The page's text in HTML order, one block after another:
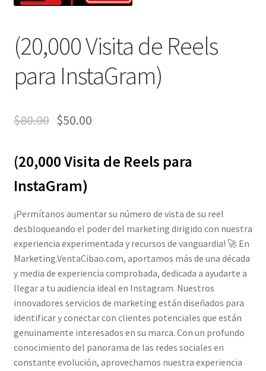
(20,000 Visita de Reels
para InstaGram)
$80.00 $50.00
(20,000 Visita de Reels para
InstaGram)
¡Permítanos aumentar su número de vista de su reel
desbloqueando el poder del marketing dirigido con nuestra
experiencia experimentada y recursos de vanguardia! 🚀 En
Marketing.VentaCibao.com, aportamos más de una década
y media de experiencia comprobada, dedicada a ayudarte a
llegar a tu audiencia ideal en Instagram. Nuestros
innovadores servicios de marketing están diseñados para
identificar y conectar con clientes potenciales que están
genuinamente interesados en su marca. Con un profundo
conocimiento del panorama de las redes sociales en
constante evolución, aprovechamos nuestra experiencia